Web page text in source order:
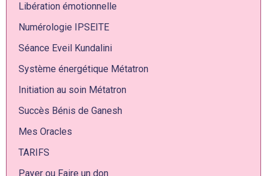
Libération émotionnelle
Numérologie IPSEITE
Séance Eveil Kundalini
Système énergétique Métatron
Initiation au soin Métatron
Succès Bénis de Ganesh
Mes Oracles
TARIFS
Payer ou Faire un don